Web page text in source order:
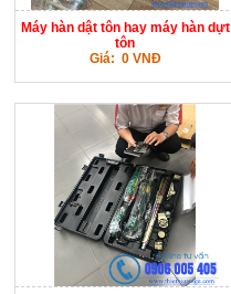
Máy hàn dật tôn hay máy hàn dựt
tôn
Giá: 0 VNĐ